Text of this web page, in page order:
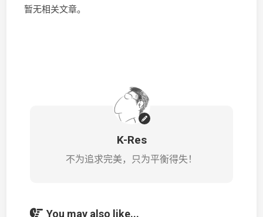
暂无相关文章。
K-Res
不为追求完美，只为平衡得失！
You may also like...